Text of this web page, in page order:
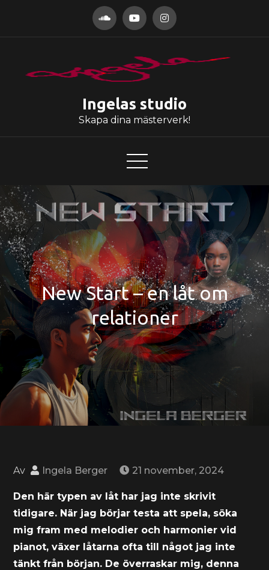
Ingelas studio
Skapa dina mästerverk!
New Start – en låt om
relationer
Av Ingela Berger 21 november, 2024
Den här typen av låt har jag inte skrivit
tidigare. När jag börjar testa att spela, söka
mig fram med melodier och harmonier vid
pianot, växer låtarna ofta till något jag inte
tänkt från början. De överraskar mig, denna